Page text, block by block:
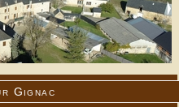
Gignac